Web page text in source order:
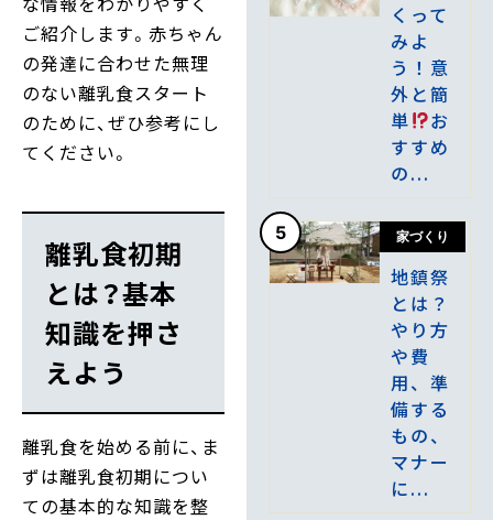
ご紹介します。赤ちゃん
の発達に合わせた無理
のない離乳食スタート
のために、ぜひ参考にし
てください。
離乳食初期
とは？基本
知識を押さ
えよう
離乳食を始める前に、ま
ずは離乳食初期につい
ての基本的な知識を整
くって
みよ
う！意
外と簡
単
お
すすめ
の...
5 家づくり
地鎮祭
とは？
やり方
や費
用、準
備する
もの、
マナー
に...